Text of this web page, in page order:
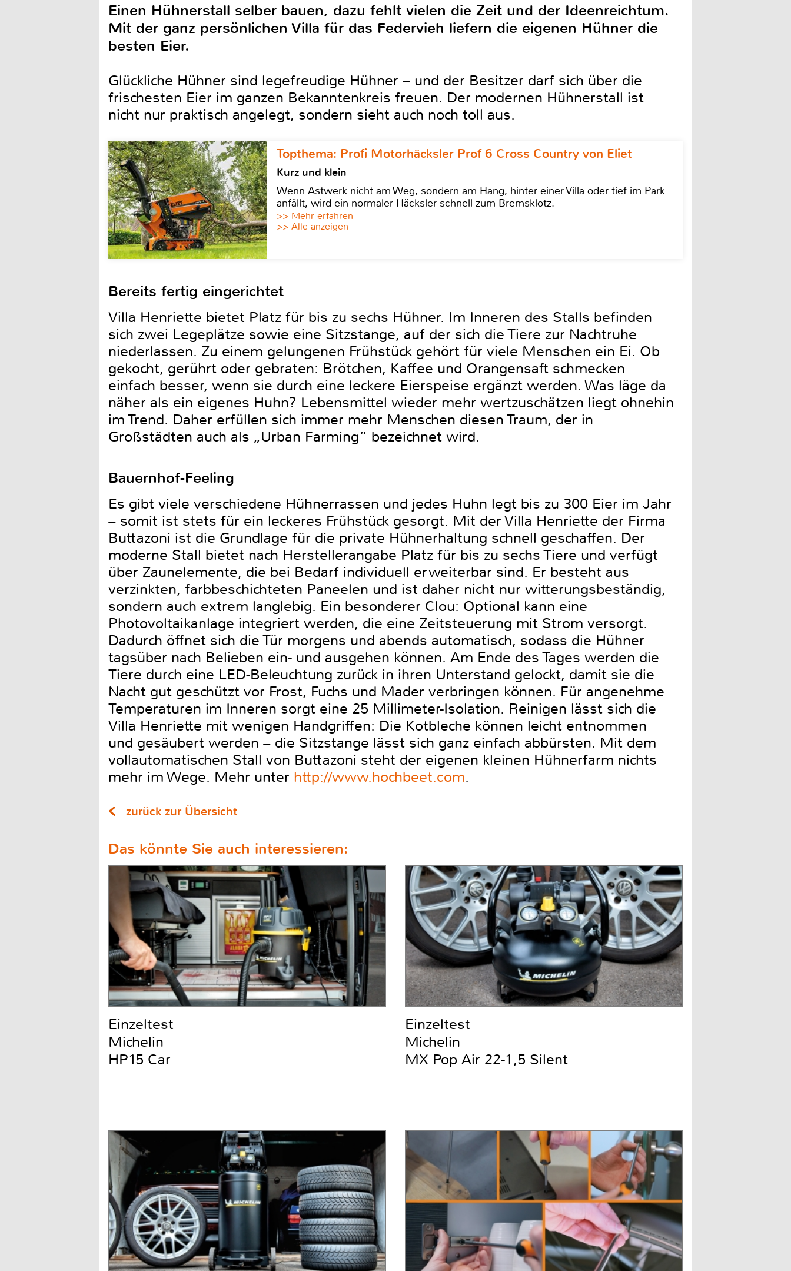
Einen Hühnerstall selber bauen, dazu fehlt vielen die Zeit und der Ideenreichtum.
Mit der ganz persönlichen Villa für das Federvieh liefern die eigenen Hühner die
besten Eier.
Glückliche Hühner sind legefreudige Hühner – und der Besitzer darf sich über die
frischesten Eier im ganzen Bekanntenkreis freuen. Der modernen Hühnerstall ist
nicht nur praktisch angelegt, sondern sieht auch noch toll aus.
Topthema: Profi Motorhäcksler Prof 6 Cross Country von Eliet
Kurz und klein
Wenn Astwerk nicht am Weg, sondern am Hang, hinter einer Villa oder tief im Park
anfällt, wird ein normaler Häcksler schnell zum Bremsklotz.
>> Mehr erfahren
>> Alle anzeigen
Bereits fertig eingerichtet
Villa Henriette bietet Platz für bis zu sechs Hühner. Im Inneren des Stalls befinden
sich zwei Legeplätze sowie eine Sitzstange, auf der sich die Tiere zur Nachtruhe
niederlassen. Zu einem gelungenen Frühstück gehört für viele Menschen ein Ei. Ob
gekocht, gerührt oder gebraten: Brötchen, Kaffee und Orangensaft schmecken
einfach besser, wenn sie durch eine leckere Eierspeise ergänzt werden. Was läge da
näher als ein eigenes Huhn? Lebensmittel wieder mehr wertzuschätzen liegt ohnehin
im Trend. Daher erfüllen sich immer mehr Menschen diesen Traum, der in
Großstädten auch als „Urban Farming“ bezeichnet wird.
Bauernhof-Feeling
Es gibt viele verschiedene Hühnerrassen und jedes Huhn legt bis zu 300 Eier im Jahr
– somit ist stets für ein leckeres Frühstück gesorgt. Mit der Villa Henriette der Firma
Buttazoni ist die Grundlage für die private Hühnerhaltung schnell geschaffen. Der
moderne Stall bietet nach Herstellerangabe Platz für bis zu sechs Tiere und verfügt
über Zaunelemente, die bei Bedarf individuell erweiterbar sind. Er besteht aus
verzinkten, farbbeschichteten Paneelen und ist daher nicht nur witterungsbeständig,
sondern auch extrem langlebig. Ein besonderer Clou: Optional kann eine
Photovoltaikanlage integriert werden, die eine Zeitsteuerung mit Strom versorgt.
Dadurch öffnet sich die Tür morgens und abends automatisch, sodass die Hühner
tagsüber nach Belieben ein- und ausgehen können. Am Ende des Tages werden die
Tiere durch eine LED-Beleuchtung zurück in ihren Unterstand gelockt, damit sie die
Nacht gut geschützt vor Frost, Fuchs und Mader verbringen können. Für angenehme
Temperaturen im Inneren sorgt eine 25 Millimeter-Isolation. Reinigen lässt sich die
Villa Henriette mit wenigen Handgriffen: Die Kotbleche können leicht entnommen
und gesäubert werden – die Sitzstange lässt sich ganz einfach abbürsten. Mit dem
vollautomatischen Stall von Buttazoni steht der eigenen kleinen Hühnerfarm nichts
mehr im Wege. Mehr unter http://www.hochbeet.com.
zurück zur Übersicht
Das könnte Sie auch interessieren:
Einzeltest
Michelin
HP15 Car
Einzeltest
Michelin
MX Pop Air 22-1,5 Silent